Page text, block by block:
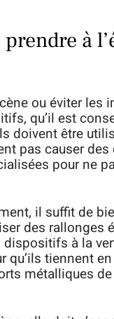
à
ou éviter les
qu’il est
doivent être
pas causer des
pour ne
il suffit de
des rallonges
à la
qu’ils tiennent
métalliques